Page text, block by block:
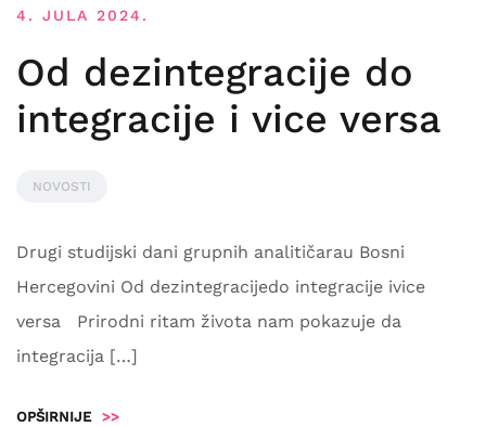
4. JULA 2024.
Od dezintegracije do
integracije i vice versa
NOVOSTI
Drugi studijski dani grupnih analitičarau Bosni
Hercegovini Od dezintegracijedo integracije ivice
versa Prirodni ritam života nam pokazuje da
integracija […]
OPŠIRNIJE >>